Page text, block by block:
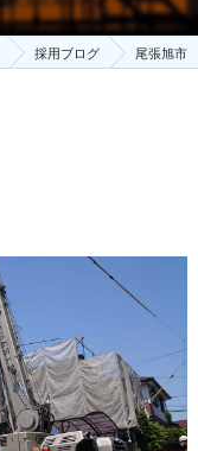
採用ブログ 尾張旭市